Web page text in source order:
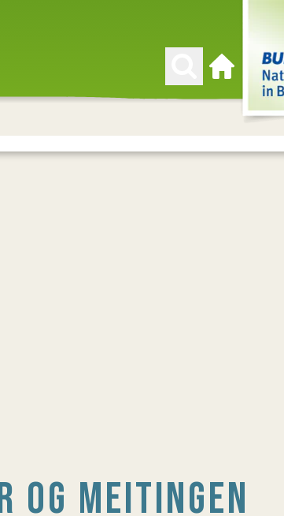
Zur Startseite
OG MEITINGEN